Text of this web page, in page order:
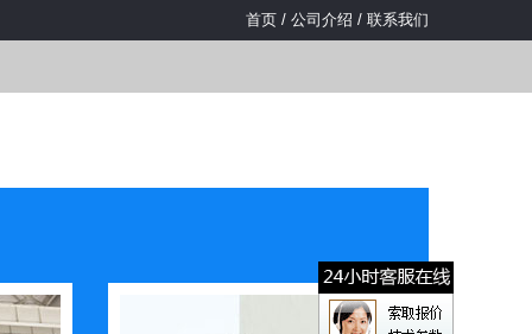
首页 / 公司介绍 / 联系我们